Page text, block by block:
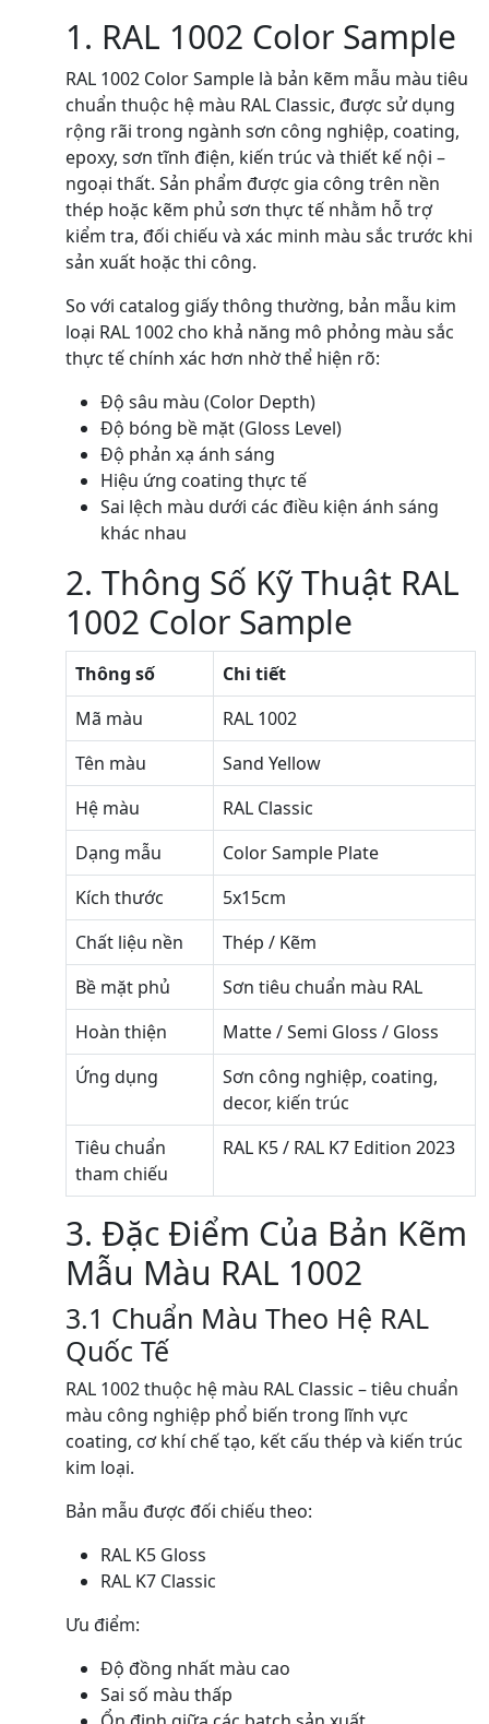
1. RAL 1002 Color Sample
RAL 1002 Color Sample là bản kẽm mẫu màu tiêu
chuẩn thuộc hệ màu RAL Classic, được sử dụng
rộng rãi trong ngành sơn công nghiệp, coating,
epoxy, sơn tĩnh điện, kiến trúc và thiết kế nội –
ngoại thất. Sản phẩm được gia công trên nền
thép hoặc kẽm phủ sơn thực tế nhằm hỗ trợ
kiểm tra, đối chiếu và xác minh màu sắc trước khi
sản xuất hoặc thi công.
So với catalog giấy thông thường, bản mẫu kim
loại RAL 1002 cho khả năng mô phỏng màu sắc
thực tế chính xác hơn nhờ thể hiện rõ:
Độ sâu màu (Color Depth)
Độ bóng bề mặt (Gloss Level)
Độ phản xạ ánh sáng
Hiệu ứng coating thực tế
Sai lệch màu dưới các điều kiện ánh sáng
khác nhau
2. Thông Số Kỹ Thuật RAL
1002 Color Sample
Thông số
Chi tiết
Mã màu
RAL 1002
Tên màu
Sand Yellow
Hệ màu
RAL Classic
Dạng mẫu
Color Sample Plate
Kích thước
5x15cm
Chất liệu nền
Thép / Kẽm
Bề mặt phủ
Sơn tiêu chuẩn màu RAL
Hoàn thiện
Matte / Semi Gloss / Gloss
Ứng dụng
Sơn công nghiệp, coating,
decor, kiến trúc
Tiêu chuẩn
tham chiếu
RAL K5 / RAL K7 Edition 2023
3. Đặc Điểm Của Bản Kẽm
Mẫu Màu RAL 1002
3.1 Chuẩn Màu Theo Hệ RAL
Quốc Tế
RAL 1002 thuộc hệ màu RAL Classic – tiêu chuẩn
màu công nghiệp phổ biến trong lĩnh vực
coating, cơ khí chế tạo, kết cấu thép và kiến trúc
kim loại.
Bản mẫu được đối chiếu theo:
RAL K5 Gloss
RAL K7 Classic
Ưu điểm:
Độ đồng nhất màu cao
Sai số màu thấp